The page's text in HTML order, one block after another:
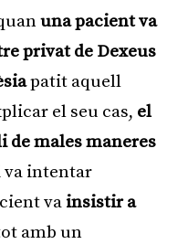
una pacient va
privat de Dexeus
patit aquell
el seu cas, el
de males maneres
va intentar
vainsistir a
amb un